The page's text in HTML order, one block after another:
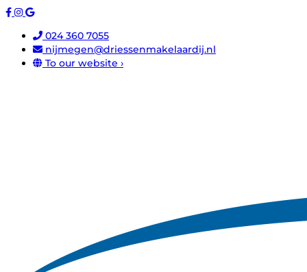
024 360 7055
nijmegen@driessenmakelaardij.nl
To our website ›